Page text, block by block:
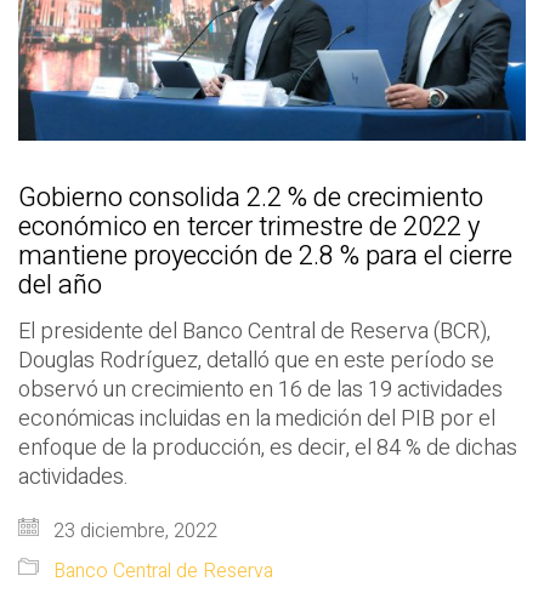
Gobierno consolida 2.2 % de crecimiento
económico en tercer trimestre de 2022 y
mantiene proyección de 2.8 % para el cierre
del año
El presidente del Banco Central de Reserva (BCR),
Douglas Rodríguez, detalló que en este período se
observó un crecimiento en 16 de las 19 actividades
económicas incluidas en la medición del PIB por el
enfoque de la producción, es decir, el 84 % de dichas
actividades.
23 diciembre, 2022
Banco Central de Reserva